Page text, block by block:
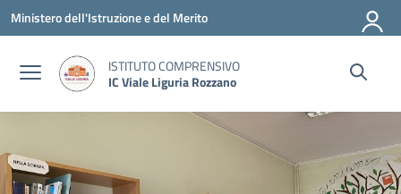
Vai ai contenuti
Vai al menu di navigazione
Vai al footer
Ministero dell'Istruzione e del Merito
ISTITUTO COMPRENSIVO
IC Viale Liguria Rozzano